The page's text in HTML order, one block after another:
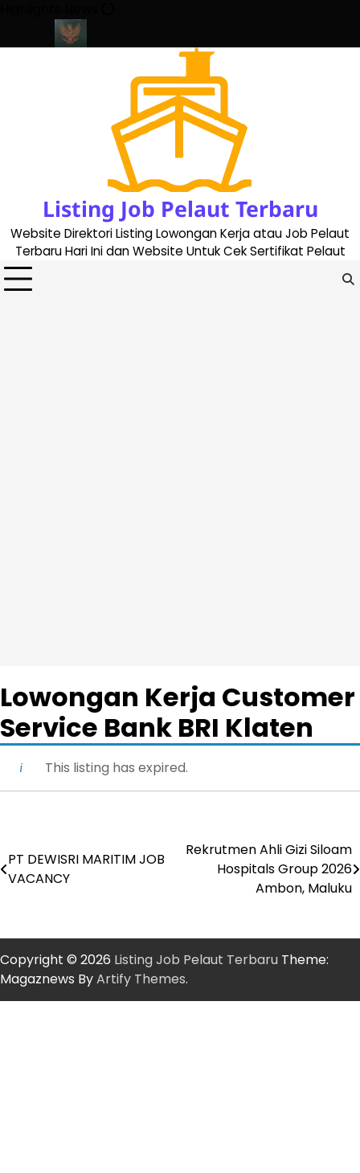
content
Listing Job Pelaut Terbaru
Website Direktori Listing Lowongan Kerja atau Job Pelaut
Terbaru Hari Ini dan Website Untuk Cek Sertifikat Pelaut
Lowongan Kerja Customer
Service Bank BRI Klaten
This listing has expired.
Post
navigation
PT DEWISRI MARITIM JOB
VACANCY
Rekrutmen Ahli Gizi Siloam
Hospitals Group 2026
Ambon, Maluku
Copyright © 2026 Listing Job Pelaut Terbaru Theme:
Magaznews ByArtify Themes.